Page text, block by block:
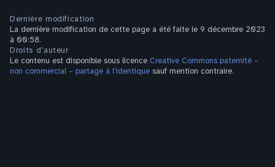
Dernière modification
La dernière modification de cette page a été faite le 9 décembre 2023
à 00:58.
Droits d’auteur
Le contenu est disponible sous licence Creative Commons paternité –
non commercial – partage à l’identique sauf mention contraire.